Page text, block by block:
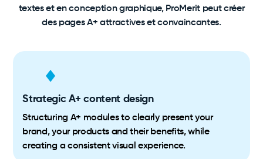
textes et en conception graphique, ProMerit peut créer
des pages A+ attractives et convaincantes.
Strategic A+ content design
Structuring A+ modules to clearly present your
brand, your products and their benefits, while
creating a consistent visual experience.